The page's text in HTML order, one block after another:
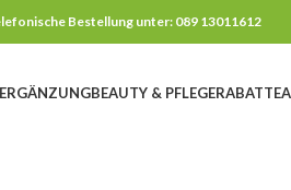
Bestellung unter: 089 13011612
BEAUTY & PFLEGERABATTE